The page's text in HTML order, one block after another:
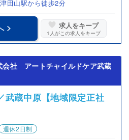
田山駅から徒歩2分
求人をキープ
1 人がこの求人をキープ
会社 アートチャイルドケア武蔵
武蔵中原【地域限定正社
週休2日制